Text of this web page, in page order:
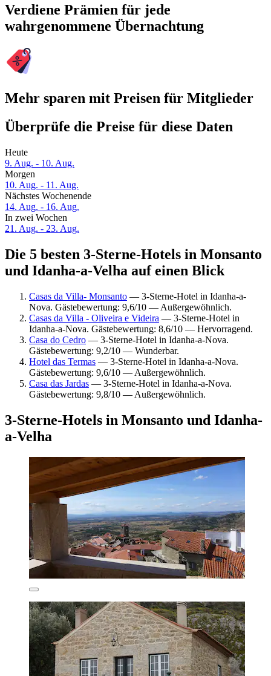
Verdiene Prämien für jede
wahrgenommene Übernachtung
Mehr sparen mit Preisen für Mitglieder
Überprüfe die Preise für diese Daten
Heute
9. Aug. - 10. Aug.
Morgen
10. Aug. - 11. Aug.
Nächstes Wochenende
14. Aug. - 16. Aug.
In zwei Wochen
21. Aug. - 23. Aug.
Die 5 besten 3-Sterne-Hotels in Monsanto
und Idanha-a-Velha auf einen Blick
Casas da Villa- Monsanto — 3-Sterne-Hotel in Idanha-a-
Nova. Gästebewertung: 9,6/10 — Außergewöhnlich.
Casas da Villa - Oliveira e Videira — 3-Sterne-Hotel in
Idanha-a-Nova. Gästebewertung: 8,6/10 — Hervorragend.
Casa do Cedro — 3-Sterne-Hotel in Idanha-a-Nova.
Gästebewertung: 9,2/10 — Wunderbar.
Hotel das Termas — 3-Sterne-Hotel in Idanha-a-Nova.
Gästebewertung: 9,6/10 — Außergewöhnlich.
Casa das Jardas — 3-Sterne-Hotel in Idanha-a-Nova.
Gästebewertung: 9,8/10 — Außergewöhnlich.
3-Sterne-Hotels in Monsanto und Idanha-
a-Velha